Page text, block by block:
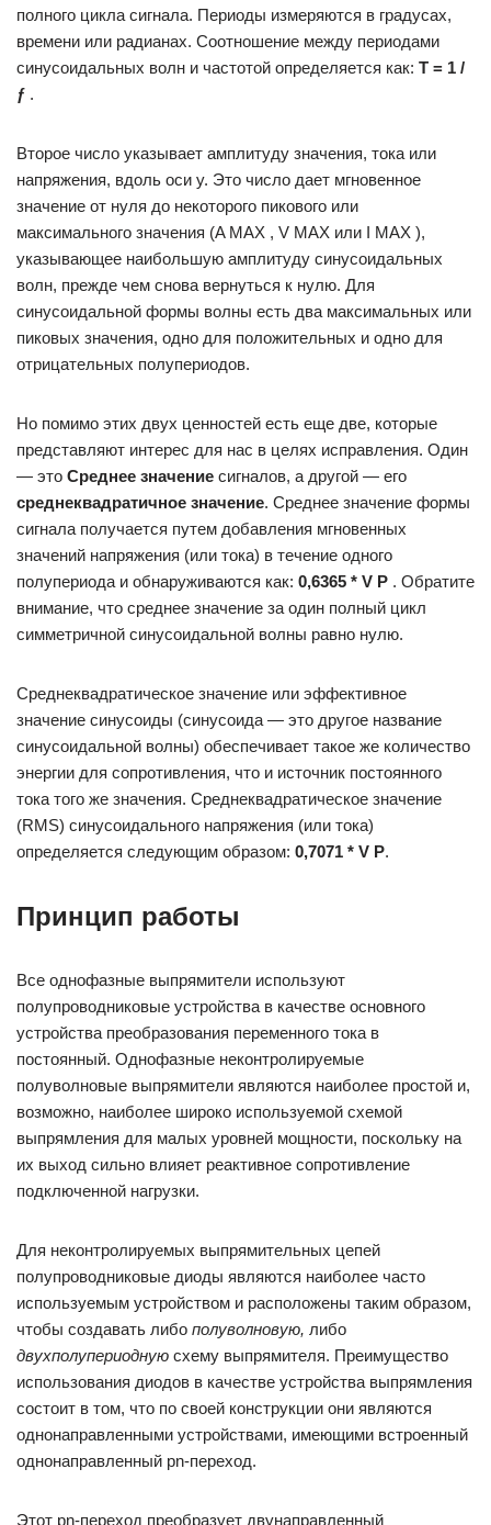
полного цикла сигнала. Периоды измеряются в градусах,
времени или радианах. Соотношение между периодами
синусоидальных волн и частотой определяется как: T = 1 /
ƒ .
Второе число указывает амплитуду значения, тока или
напряжения, вдоль оси y. Это число дает мгновенное
значение от нуля до некоторого пикового или
максимального значения (A MAX , V MAX или I MAX ),
указывающее наибольшую амплитуду синусоидальных
волн, прежде чем снова вернуться к нулю. Для
синусоидальной формы волны есть два максимальных или
пиковых значения, одно для положительных и одно для
отрицательных полупериодов.
Но помимо этих двух ценностей есть еще две, которые
представляют интерес для нас в целях исправления. Один
— это Среднее значение сигналов, а другой — его
среднеквадратичное значение. Среднее значение формы
сигнала получается путем добавления мгновенных
значений напряжения (или тока) в течение одного
полупериода и обнаруживаются как: 0,6365 * V P . Обратите
внимание, что среднее значение за один полный цикл
симметричной синусоидальной волны равно нулю.
Среднеквадратическое значение или эффективное
значение синусоиды (синусоида — это другое название
синусоидальной волны) обеспечивает такое же количество
энергии для сопротивления, что и источник постоянного
тока того же значения. Среднеквадратическое значение
(RMS) синусоидального напряжения (или тока)
определяется следующим образом: 0,7071 * V P.
Принцип работы
Все однофазные выпрямители используют
полупроводниковые устройства в качестве основного
устройства преобразования переменного тока в
постоянный. Однофазные неконтролируемые
полуволновые выпрямители являются наиболее простой и,
возможно, наиболее широко используемой схемой
выпрямления для малых уровней мощности, поскольку на
их выход сильно влияет реактивное сопротивление
подключенной нагрузки.
Для неконтролируемых выпрямительных цепей
полупроводниковые диоды являются наиболее часто
используемым устройством и расположены таким образом,
чтобы создавать либо полуволновую, либо
двухполупериодную схему выпрямителя. Преимущество
использования диодов в качестве устройства выпрямления
состоит в том, что по своей конструкции они являются
однонаправленными устройствами, имеющими встроенный
однонаправленный pn-переход.
Этот pn-переход преобразует двунаправленный